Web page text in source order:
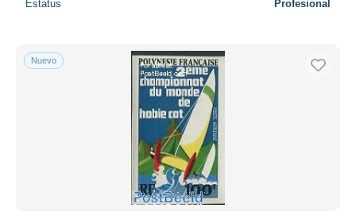
Estatus Profesional
Nuevo